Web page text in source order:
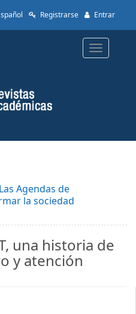
Registrarse Entrar
Toggle
Agendas de
la sociedad
una historia de
y atención